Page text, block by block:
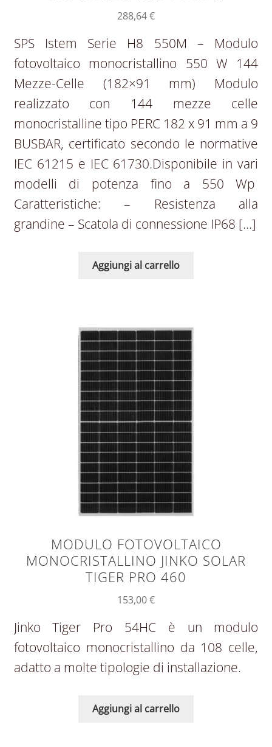
288,64€
SPS Istem Serie H8 550M – Modulo
fotovoltaico monocristallino 550 W 144
Mezze-Celle (182×91 mm) Modulo
realizzato con 144 mezze celle
monocristalline tipo PERC 182 x 91 mm a 9
BUSBAR, certificato secondo le normative
IEC 61215 e IEC 61730.Disponibile in vari
modelli di potenza fino a 550 Wp
Caratteristiche: – Resistenza alla
grandine – Scatola di connessione IP68 […]
Aggiungi al carrello
MODULO FOTOVOLTAICO
MONOCRISTALLINO JINKO SOLAR
TIGER PRO 460
153,00€
Jinko Tiger Pro 54HC è un modulo
fotovoltaico monocristallino da 108 celle,
adatto a molte tipologie di installazione.
Aggiungi al carrello